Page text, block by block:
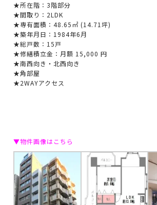
★所在階：3階部分
★間取り： 2LDK
★専有面積：48.65㎡ (14.71坪)
★築年月日：1984年6月
★総戸数：15戸
★修繕積立金：月額 15,000 円
★南西向き・北西向き
★角部屋
★2WAYアクセス
▼物件画像はこちら